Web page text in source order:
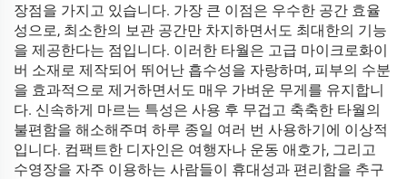
장점을 가지고 있습니다. 가장 큰 이점은 우수한 공간 효율
성으로, 최소한의 보관 공간만 차지하면서도 최대한의 기능
을 제공한다는 점입니다. 이러한 타월은 고급 마이크로화이
버 소재로 제작되어 뛰어난 흡수성을 자랑하며, 피부의 수분
을 효과적으로 제거하면서도 매우 가벼운 무게를 유지합니
다. 신속하게 마르는 특성은 사용 후 무겁고 축축한 타월의
불편함을 해소해주며 하루 종일 여러 번 사용하기에 이상적
입니다. 컴팩트한 디자인은 여행자나 운동 애호가, 그리고
수영장을 자주 이용하는 사람들이 휴대성과 편리함을 추구